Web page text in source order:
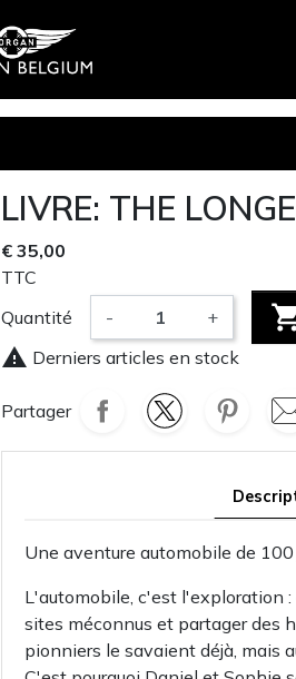
LIVRE: THE
€ 35,00
TTC
Quantité
- +
 Derniers articles en stock
Partager
Une aventure automobile de
L'automobile, c'est l'exploration
sites méconnus et partager des
pionniers le savaient déjà, mais